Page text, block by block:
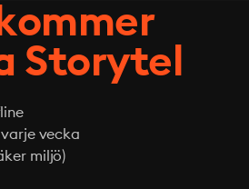
Storytel
vecka
miljö)